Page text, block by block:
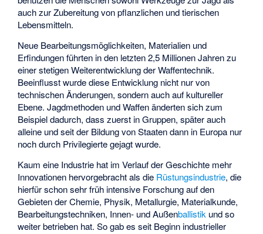
auch zur Zubereitung von pflanzlichen und tierischen
Lebensmitteln.
Neue Bearbeitungsmöglichkeiten, Materialien und
Erfindungen führten in den letzten 2,5 Millionen Jahren zu
einer stetigen Weiterentwicklung der Waffentechnik.
Beeinflusst wurde diese Entwicklung nicht nur von
technischen Änderungen, sondern auch auf kultureller
Ebene. Jagdmethoden und Waffen änderten sich zum
Beispiel dadurch, dass zuerst in Gruppen, später auch
alleine und seit der Bildung von Staaten dann in Europa nur
noch durch Privilegierte gejagt wurde.
Kaum eine Industrie hat im Verlauf der Geschichte mehr
Innovationen hervorgebracht als die Rüstungsindustrie, die
hierfür schon sehr früh intensive Forschung auf den
Gebieten der Chemie, Physik, Metallurgie, Materialkunde,
Bearbeitungstechniken, Innen- und Außenballistik und so
weiter betrieben hat. So gab es seit Beginn industrieller